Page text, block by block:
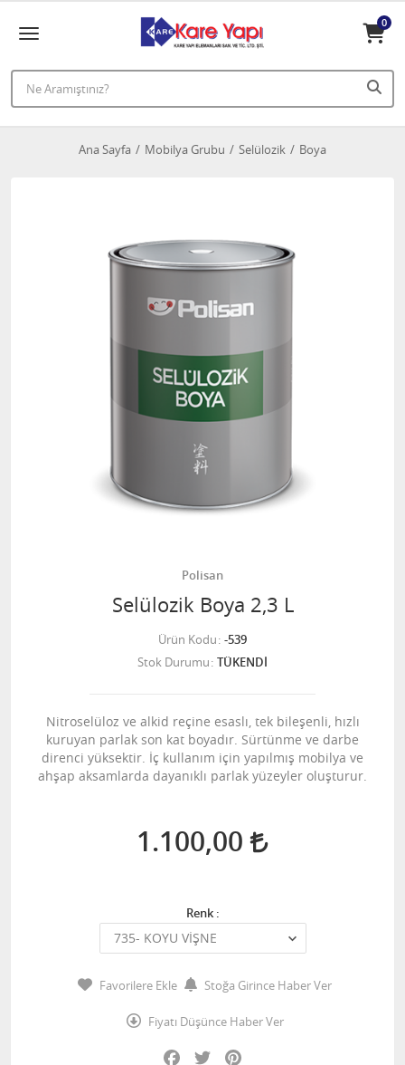
0
Ana Sayfa Mobilya Grubu Selülozik Boya
Polisan
Selülozik Boya 2,3 L
Ürün Kodu -539
Stok Durumu TÜKENDİ
Nitroselüloz ve alkid reçine esaslı, tek bileşenli, hızlı
kuruyan parlak son kat boyadır. Sürtünme ve darbe
direnci yüksektir. İç kullanım için yapılmış mobilya ve
ahşap aksamlarda dayanıklı parlak yüzeyler oluşturur.
1.100,00
Renk :
Favorilere Ekle Stoğa Girince Haber Ver
Fiyatı Düşünce Haber Ver
Facebook
Twitter